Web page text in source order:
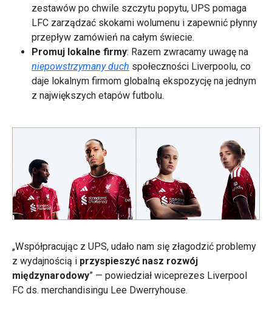
zestawów po chwile szczytu popytu, UPS pomaga
LFC zarządzać skokami wolumenu i zapewnić płynny
przepływ zamówień na całym świecie.
Promuj lokalne firmy: Razem zwracamy uwagę na
niepowstrzymany duch społeczności Liverpoolu, co
daje lokalnym firmom globalną ekspozycję na jednym
z największych etapów futbolu.
„Współpracując z UPS, udało nam się złagodzić problemy
z wydajnością i przyspieszyć nasz rozwój
międzynarodowy” — powiedział wiceprezes Liverpool
FC ds. merchandisingu Lee Dwerryhouse.